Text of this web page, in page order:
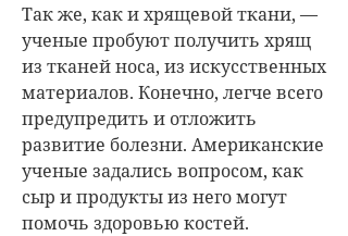
Так же, как и хрящевой ткани, —
ученые пробуют получить хрящ
из тканей носа, из искусственных
материалов. Конечно, легче всего
предупредить и отложить
развитие болезни. Американские
ученые задались вопросом, как
сыр и продукты из него могут
помочь здоровью костей.